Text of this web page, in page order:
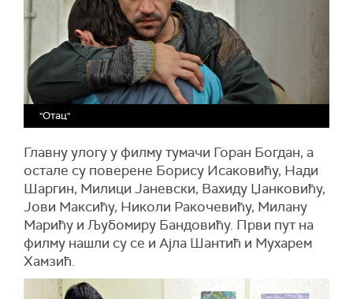
"Отац"
Главну улогу у филму тумачи Горан Богдан, а
остале су поверене Борису Исаковићу, Нади
Шаргин, Милици Јаневски, Вахиду Џанковићу,
Јови Максићу, Николи Ракочевићу, Милану
Марићу и Љубомиру Бандовићу. Први пут на
филму нашли су се и Ајла Шантић и Мухарем
Хамзић.